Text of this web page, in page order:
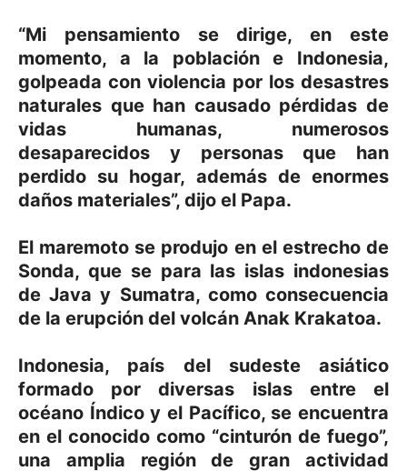
“Mi pensamiento se dirige, en este
momento, a la población e Indonesia,
golpeada con violencia por los desastres
naturales que han causado pérdidas de
vidas humanas, numerosos
desaparecidos y personas que han
perdido su hogar, además de enormes
daños materiales”, dijo el Papa.
El maremoto se produjo en el estrecho de
Sonda, que se para las islas indonesias
de Java y Sumatra, como consecuencia
de la erupción del volcán Anak Krakatoa.
Indonesia, país del sudeste asiático
formado por diversas islas entre el
océano Índico y el Pacífico, se encuentra
en el conocido como “cinturón de fuego”,
una amplia región de gran actividad